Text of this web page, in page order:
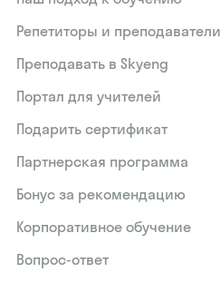
Репетиторы и преподаватели
Преподавать в Skyeng
Портал для учителей
Подарить сертификат
Партнерская программа
Бонус за рекомендацию
Корпоративное обучение
Вопрос-ответ